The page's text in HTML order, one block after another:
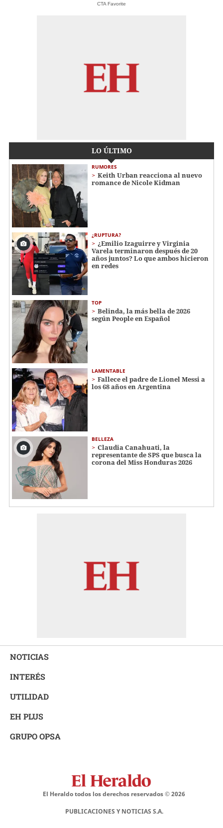
CTA Favorite
LO ÚLTIMO
RUMORES
Keith Urban reacciona al nuevo
romance de Nicole Kidman
¿RUPTURA?
¿Emilio Izaguirre y Virginia
Varela terminaron después de 20
años juntos? Lo que ambos hicieron
en redes
TOP
Belinda, la más bella de 2026
según People en Español
LAMENTABLE
Fallece el padre de Lionel Messi a
los 68 años en Argentina
BELLEZA
Claudia Canahuati, la
representante de SPS que busca la
corona del Miss Honduras 2026
NOTICIAS
INTERÉS
UTILIDAD
EH PLUS
GRUPO OPSA
El Heraldo todos los derechos reservados ©2026
PUBLICACIONES Y NOTICIAS S.A.